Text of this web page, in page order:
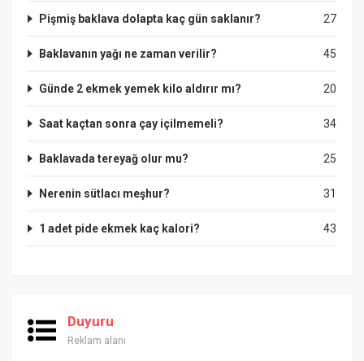
27
Pişmiş baklava dolapta kaç gün saklanır?
45
Baklavanın yağı ne zaman verilir?
20
Günde 2 ekmek yemek kilo aldırır mı?
34
Saat kaçtan sonra çay içilmemeli?
25
Baklavada tereyağ olur mu?
31
Nerenin sütlacı meşhur?
43
1 adet pide ekmek kaç kalori?
Duyuru
Reklam alanı